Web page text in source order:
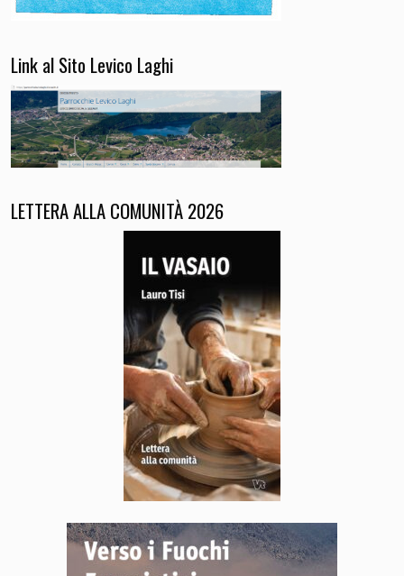
Link al Sito Levico Laghi
LETTERA ALLA COMUNITÀ 2026